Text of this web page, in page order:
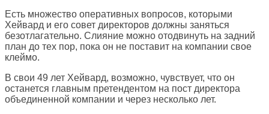
Есть множество оперативных вопросов, которыми
Хейвард и его совет директоров должны заняться
безотлагательно. Слияние можно отодвинуть на задний
план до тех пор, пока он не поставит на компании свое
клеймо.
В свои 49 лет Хейвард, возможно, чувствует, что он
останется главным претендентом на пост директора
объединенной компании и через несколько лет.